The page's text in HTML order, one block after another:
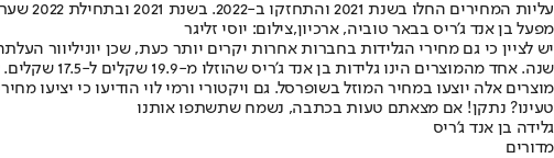
עליות המחירים החלו בשנת 2021 והתחזקו ב-2022. בשנת 2021 ובתחילת 2022 שער הדולר הנמוך בלם במקצת את עליית המחיר. נוסף על כך, חוסר בעובדי ייצור הביא לעליית שכר של 15% - 20% וכן החשמל והגז התייקרו.
מפעל בן אנד ג'ריס בבאר טוביה, ארכיון,צילום: יוסי זליגר
שנה. אחד
מוצרים אלה יוצעו במחיר המוזל בשופרסל. גם ויקטורי ורמי לוי הודיעו כי יציעו
טעינו? נתקן! אם מצאתם טעות בכתבה, נשמח שתשתפו אותנו
גלידה בן אנד ג'ריס
מדורים